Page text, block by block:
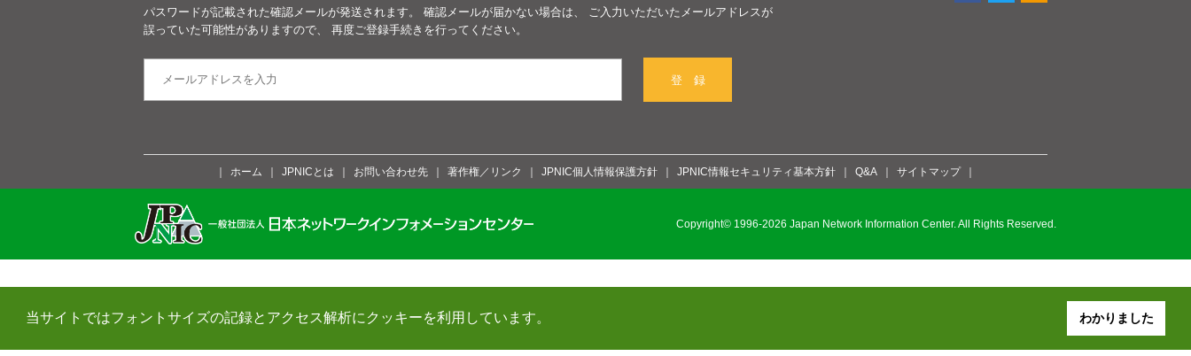
当サイトではフォントサイズの記録とアクセス解析にクッキーを利用しています。 わかりました
パスワードが記載された確認メールが発送されます。 確認メールが届かない場合は、 ご入力いただいたメールアドレスが
誤っていた可能性がありますので、 再度ご登録手続きを行ってください。
登 録
ホーム JPNICとは お問い合わせ先 著作権／リンク JPNIC個人情報保護方針 JPNIC情報セキュリティ基本方針 Q&A サイトマップ
Copyright© 1996-2026 Japan Network Information Center. All Rights Reserved.